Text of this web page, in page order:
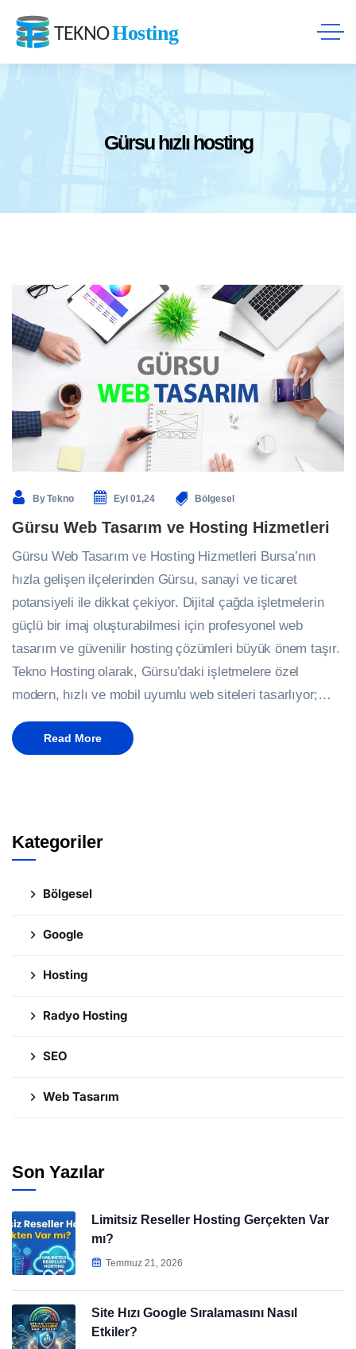
Gürsu hızlı hosting
ByTekno Eyl 01,24 Bölgesel
Gürsu Web Tasarım ve Hosting Hizmetleri
Gürsu Web Tasarım ve Hosting Hizmetleri Bursa’nın
hızla gelişen ilçelerinden Gürsu, sanayi ve ticaret
potansiyeli ile dikkat çekiyor. Dijital çağda işletmelerin
güçlü bir imaj oluşturabilmesi için profesyonel web
tasarım ve güvenilir hosting çözümleri büyük önem taşır.
Tekno Hosting olarak, Gürsu’daki işletmelere özel
modern, hızlı ve mobil uyumlu web siteleri tasarlıyor;…
Read More
Kategoriler
Bölgesel
Google
Hosting
Radyo Hosting
SEO
Web Tasarım
Son Yazılar
Limitsiz Reseller Hosting Gerçekten Var
mı?
Temmuz 21, 2026
Site Hızı Google Sıralamasını Nasıl
Etkiler?